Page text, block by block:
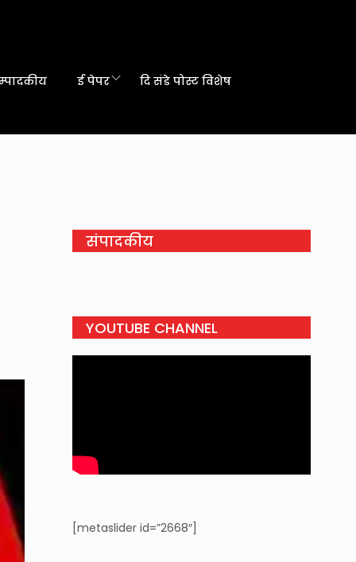
ई पेपर दि संडे पोस्ट विशेष
संपादकीय
YOUTUBE CHANNEL
[metaslider id=”2668″]